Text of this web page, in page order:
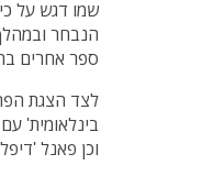
שמו דגש על
ספר אחרים
לצד הצגת
בינלאומית'
וכן פאנל